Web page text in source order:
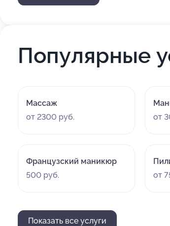
Популярные
Массаж
от 2300 руб.
от
Французский маникюр
500 руб.
от
Показать все услуги